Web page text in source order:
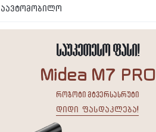
საუკეთესო ფასი!
Midea M7 PRO
რობოტი მტვერსასრუტი
დიდი ფასდაკლება!